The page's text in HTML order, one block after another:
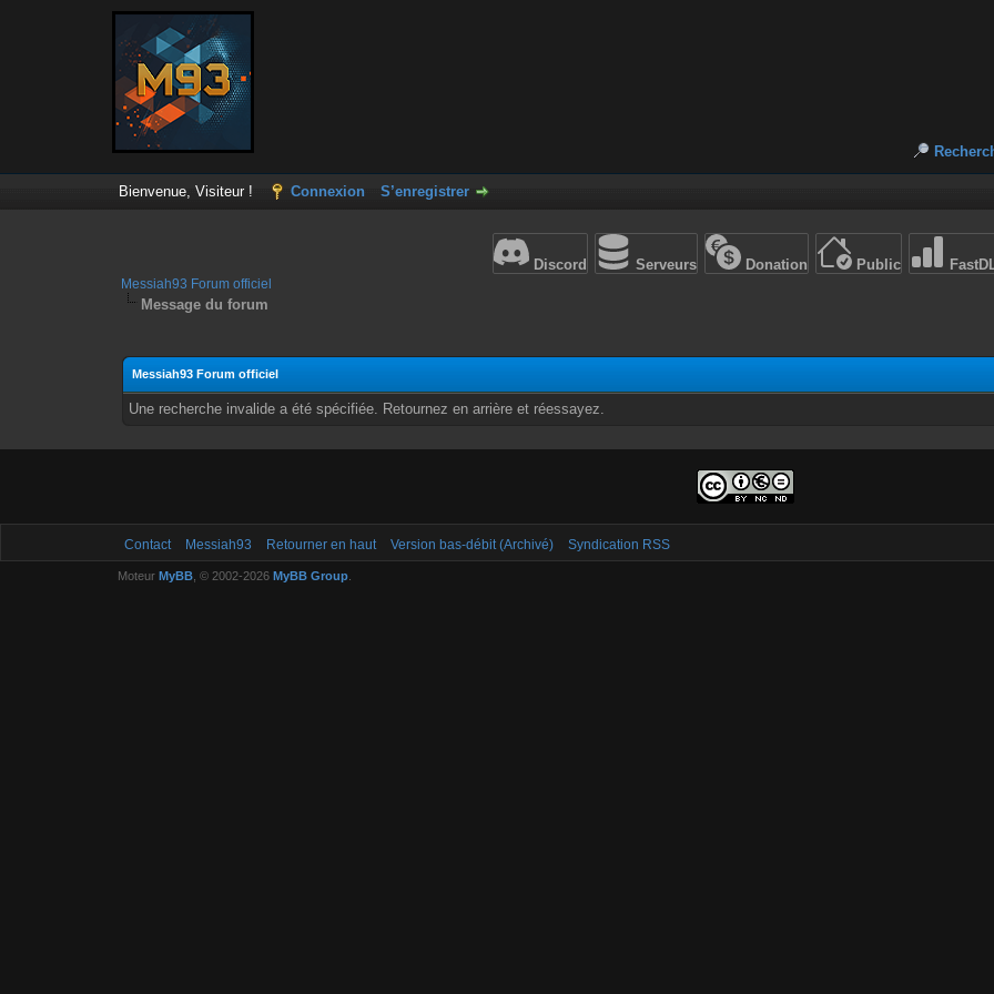
Bienvenue, Visiteur ! Connexion S’enregistrer
Discord Serveurs Donation Public
Messiah93 Forum officiel
Message du forum
Messiah93 Forum officiel
Une recherche invalide a été spécifiée. Retournez en arrière et réessayez.
Contact Messiah93 Retourner en haut Version bas-débit (Archivé) Syndication RSS
Moteur MyBB, © 2002-2026 MyBB Group.